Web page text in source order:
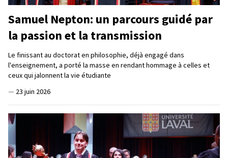
Samuel Nepton: un parcours guidé par
la passion et la transmission
Le finissant au doctorat en philosophie, déjà engagé dans
l'enseignement, a porté la masse en rendant hommage à celles et
ceux qui jalonnent la vie étudiante
— 23 juin 2026